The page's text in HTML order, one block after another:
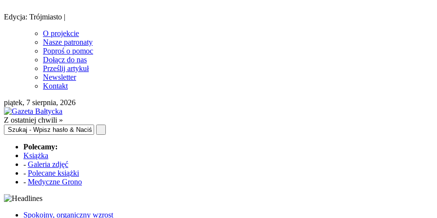
Edycja: Trójmiasto |
O projekcie
Nasze patronaty
Poproś o pomoc
Dołącz do nas
Prześlij artykuł
Newsletter
Kontakt
piątek, 7 sierpnia, 2026
Z ostatniej chwili »
Polecamy:
Książka
- Galeria zdjęć
- Polecane książki
- Medyczne Grono
Spokojny, organiczny wzrost